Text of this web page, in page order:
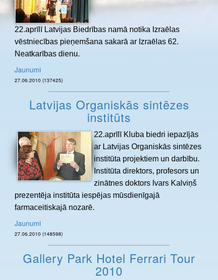
22.aprīlī Latvijas Biedrības namā notika Izraēlas
vēstniecības pieņemšana sakarā ar Izraēlas 62.
Neatkarības dienu.
Jaunumi
27.06.2010 (137425)
Latvijas Organiskās sintēzes
institūts
22.aprīlī Kluba biedri iepazījās
ar Latvijas Organiskās sintēzes
institūta projektiem un darbību.
Institūta direktors, profesors un
zinātnes doktors Ivars Kalviņš
prezentēja institūta iespējas mūsdienīgajā
farmaceitiskajā nozarē.
Jaunumi
27.06.2010 (148598)
Gallery Park Hotel Ferrari Tour
2010